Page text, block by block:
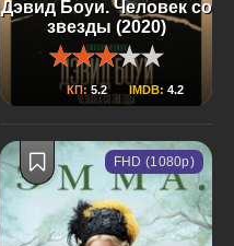
Дэвид Боуи. Человек со
звезды (2020)
КП: 5.2 IMDB: 4.2
FHD (1080p)